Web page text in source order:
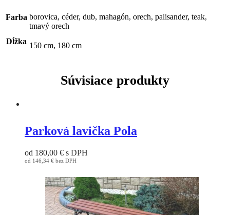
Farba borovica, céder, dub, mahagón, orech, palisander, teak,
tmavý orech
Dĺžka 150 cm, 180 cm
Súvisiace produkty
Parková lavička Pola
od 180,00 € s DPH
od 146,34 € bez DPH
product
multiple
variants.